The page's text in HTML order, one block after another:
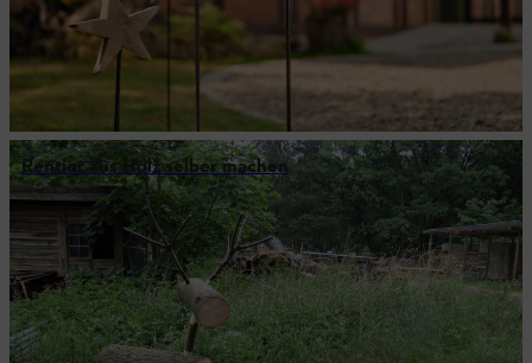
Rentier aus Holz selber machen